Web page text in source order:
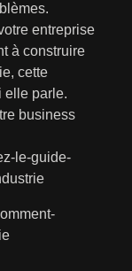
entreprise
à construire
cette
elle parle.
business
le-guide-